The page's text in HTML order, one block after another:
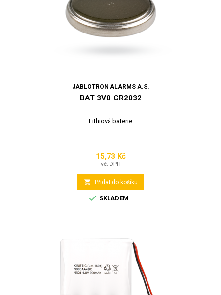
JABLOTRON ALARMS A.S.
BAT-3V0-CR2032
Lithiová baterie
Cena
15,73 Kč
vč. DPH
 Přidat do košíku
 SKLADEM